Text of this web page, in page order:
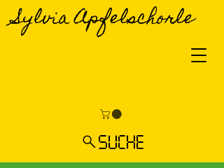
Sylvia Apfelschorle
SUCHE